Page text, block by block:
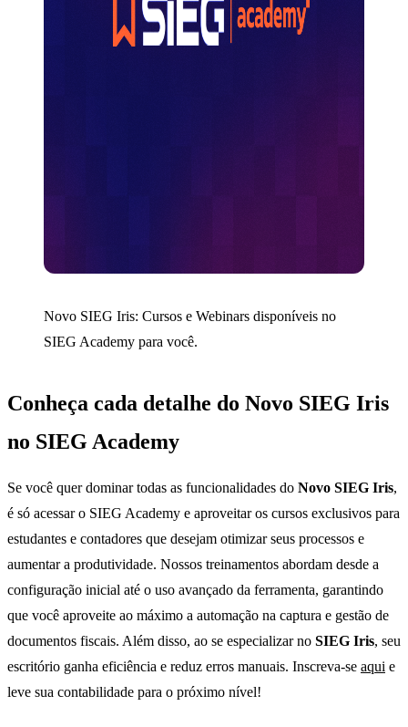
Novo SIEG Iris: Cursos e Webinars disponíveis no
SIEG Academy para você.
Conheça cada detalhe do Novo SIEG Iris
no SIEG Academy
Se você quer dominar todas as funcionalidades do Novo SIEG Iris,
é só acessar o SIEG Academy e aproveitar os cursos exclusivos para
estudantes e contadores que desejam otimizar seus processos e
aumentar a produtividade. Nossos treinamentos abordam desde a
configuração inicial até o uso avançado da ferramenta, garantindo
que você aproveite ao máximo a automação na captura e gestão de
documentos fiscais. Além disso, ao se especializar no SIEG Iris, seu
escritório ganha eficiência e reduz erros manuais. Inscreva-se aqui e
leve sua contabilidade para o próximo nível!